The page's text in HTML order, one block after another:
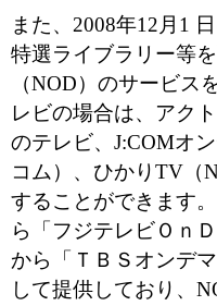
また、2008年12月1
特選ライブラリー等
（NOD）のサービス
レビの場合は、アク
のテレビ、J:COMオ
コム）、ひかりTV（
することができます
ら「フジテレビＯｎ
から「ＴＢＳオンデ
して提供しており、